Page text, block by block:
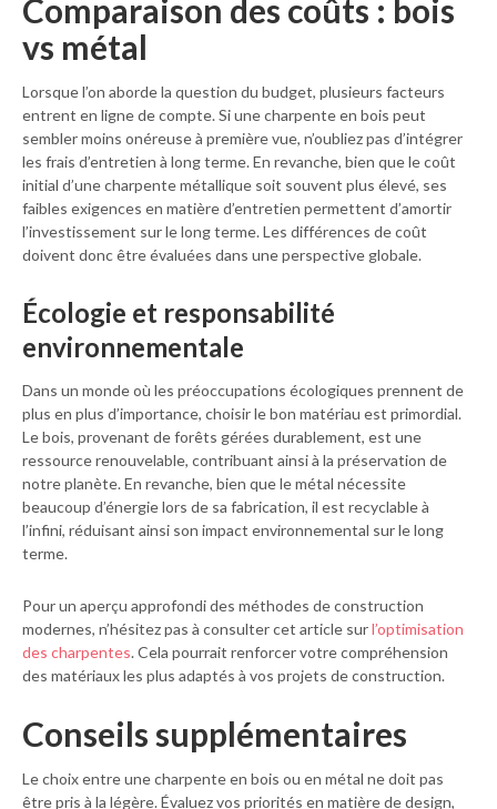
Comparaison des coûts : bois
vs métal
Lorsque l’on aborde la question du budget, plusieurs facteurs
entrent en ligne de compte. Si une charpente en bois peut
sembler moins onéreuse à première vue, n’oubliez pas d’intégrer
les frais d’entretien à long terme. En revanche, bien que le coût
initial d’une charpente métallique soit souvent plus élevé, ses
faibles exigences en matière d’entretien permettent d’amortir
l’investissement sur le long terme. Les différences de coût
doivent donc être évaluées dans une perspective globale.
Écologie et responsabilité
environnementale
Dans un monde où les préoccupations écologiques prennent de
plus en plus d’importance, choisir le bon matériau est primordial.
Le bois, provenant de forêts gérées durablement, est une
ressource renouvelable, contribuant ainsi à la préservation de
notre planète. En revanche, bien que le métal nécessite
beaucoup d’énergie lors de sa fabrication, il est recyclable à
l’infini, réduisant ainsi son impact environnemental sur le long
terme.
Pour un aperçu approfondi des méthodes de construction
modernes, n’hésitez pas à consulter cet article surl’optimisation
des charpentes. Cela pourrait renforcer votre compréhension
des matériaux les plus adaptés à vos projets de construction.
Conseils supplémentaires
Le choix entre une charpente en bois ou en métal ne doit pas
être pris à la légère. Évaluez vos priorités en matière de design,